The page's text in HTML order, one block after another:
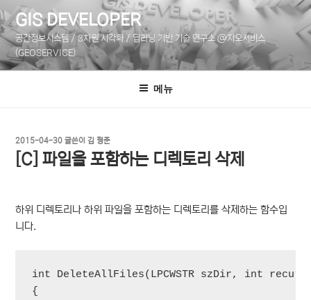
텐
츠
로
바
GIS DEVELOPER
공간정보시스템 / 3차원 시각화 / 딥러닝 기반 기술 연구소 @지오서비스
(GEOSERVICE)
메뉴
작
성
일
2015-04-30 글쓴이김 형준
[C] 파일을 포함하는 디렉토리 삭제
하위 디렉토리나 하위 파일을 포함하는 디렉토리를 삭제하는 함수입
니다.
int DeleteAllFiles(LPCWSTR szDir, int recur)
{